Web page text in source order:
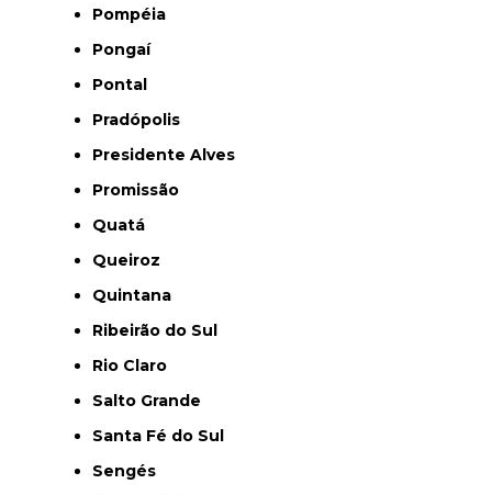
Pompéia
Pongaí
Pontal
Pradópolis
Presidente Alves
Promissão
Quatá
Queiroz
Quintana
Ribeirão do Sul
Rio Claro
Salto Grande
Santa Fé do Sul
Sengés